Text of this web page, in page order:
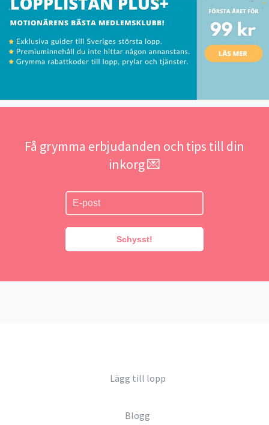
Få grymma erbjudanden och tips till din
inkorg 💌
Schysst!
Lägg till lopp
Blogg